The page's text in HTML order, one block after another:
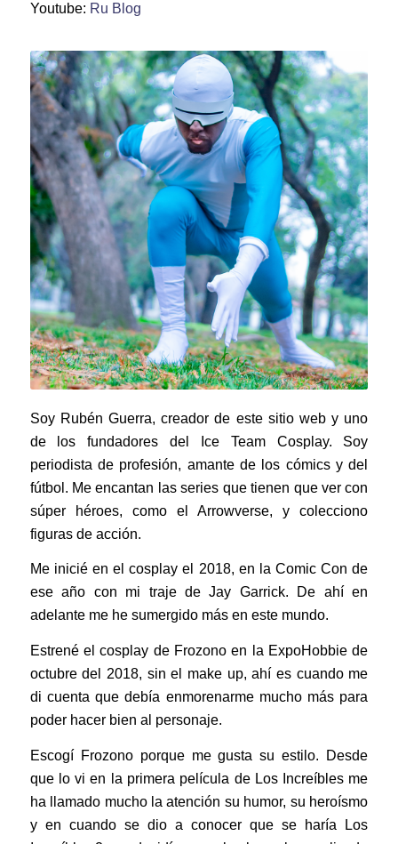
Youtube: Ru Blog
Soy Rubén Guerra, creador de este sitio web y uno
de los fundadores del Ice Team Cosplay. Soy
periodista de profesión, amante de los cómics y del
fútbol. Me encantan las series que tienen que ver con
súper héroes, como el Arrowverse, y colecciono
figuras de acción.
Me inicié en el cosplay el 2018, en la Comic Con de
ese año con mi traje de Jay Garrick. De ahí en
adelante me he sumergido más en este mundo.
Estrené el cosplay de Frozono en la ExpoHobbie de
octubre del 2018, sin el make up, ahí es cuando me
di cuenta que debía enmorenarme mucho más para
poder hacer bien al personaje.
Escogí Frozono porque me gusta su estilo. Desde
que lo vi en la primera película de Los Increíbles me
ha llamado mucho la atención su humor, su heroísmo
y en cuando se dio a conocer que se haría Los